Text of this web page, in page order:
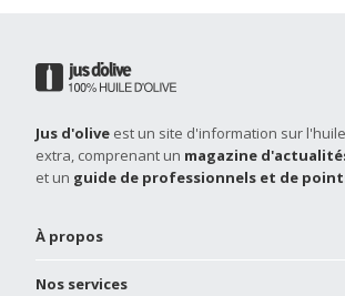
Jus d'olive est un site d'information sur
extra, comprenant un magazine
et un guide de professionnels et de
À propos
Nos services